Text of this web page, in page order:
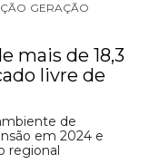
GERAÇÃO
mais de 18,3
livre de
de
em 2024 e
regional